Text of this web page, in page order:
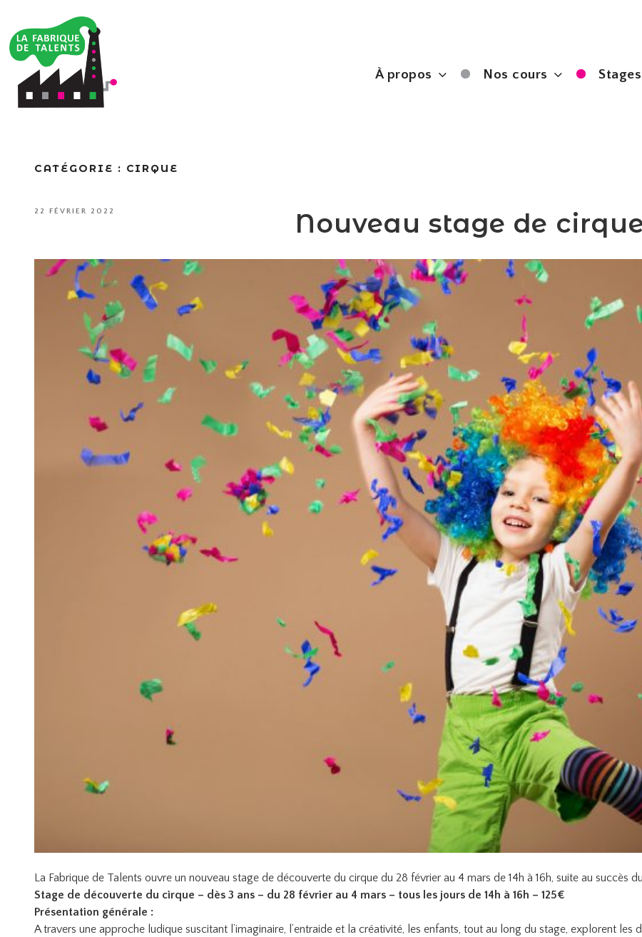
À propos Nos cours
CATÉGORIE : CIRQUE
PUBLIÉ
22 FÉVRIER 2022 Nouveau stage de
La Fabrique de Talents ouvre un nouveau stage de découverte du cirque du 28 février au 4 mars de 14h à 16h, suite au succès
Stage de découverte du cirque – dès 3 ans – du 28 février au 4 mars – tous les jours de 14h à 16h – 125€
Présentation générale :
A travers une approche ludique suscitant l’imaginaire, l’entraide et la créativité, les enfants, tout au long du stage, explorent les